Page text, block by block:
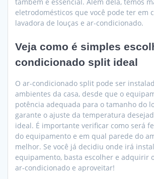
eletrodomésticos que você pode ter em
lavadora de louças e ar-condicionado.
Veja como é simples
condicionado split ideal
O ar-condicionado split pode ser
ambientes da casa, desde que o
potência adequada para o tamanho do
garante o ajuste da temperatura
ideal. É importante verificar como será
do equipamento e em qual parede do
melhor. Se você já decidiu onde irá
equipamento, basta escolher e adquirir
ar-condicionado e aproveitar!